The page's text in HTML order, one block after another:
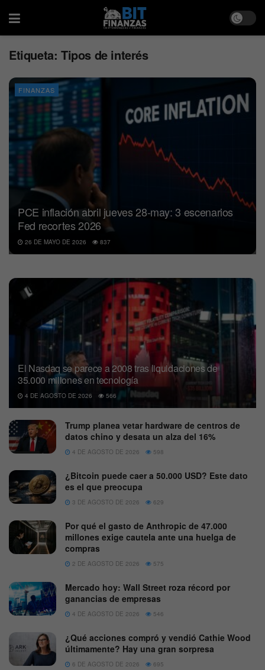
Etiqueta: Tipos de interés
FINANZAS
PCE inflación abril jueves 28-may: 3 escenarios
Fed recortes 2026
26 DE MAYO DE 2026 837
El Nasdaq se parece a 2008 tras liquidaciones de
35.000 millones en tecnología
4 DE AGOSTO DE 2026 566
Trump planea vetar hardware de centros de
datos chino y desata un alza del 16%
4 DE AGOSTO DE 2026 598
¿Bitcoin puede caer a 50.000 USD? Este dato
es el que preocupa
3 DE AGOSTO DE 2026 629
Por qué el gasto de Anthropic de 47.000
millones exige cautela ante una huelga de
compras
2 DE AGOSTO DE 2026 575
Mercado hoy: Wall Street roza récord por
ganancias de empresas
4 DE AGOSTO DE 2026 546
¿Qué acciones compró y vendió Cathie Wood
últimamente? Hay una gran sorpresa
6 DE AGOSTO DE 2026 695